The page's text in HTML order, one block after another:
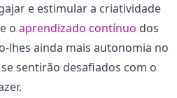
e estimular a criatividade
o aprendizado contínuo dos
lhes ainda mais autonomia no
sentirão desafiados com o